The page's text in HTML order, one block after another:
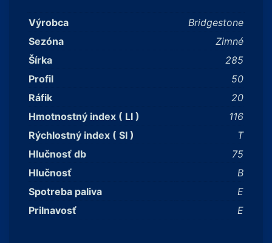
Výrobca
Bridgestone
Sezóna
Zimné
Šírka
285
Profil
50
Ráfik
20
Hmotnostný index ( LI )
116
Rýchlostný index ( SI )
T
Hlučnosť db
75
Hlučnosť
B
Spotreba paliva
E
Prilnavosť
E